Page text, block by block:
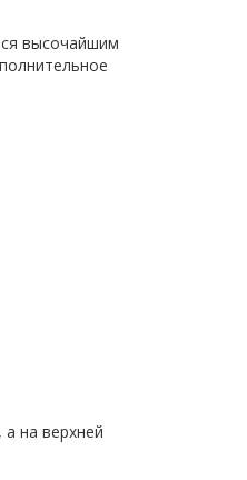
высочайшим
на верхней